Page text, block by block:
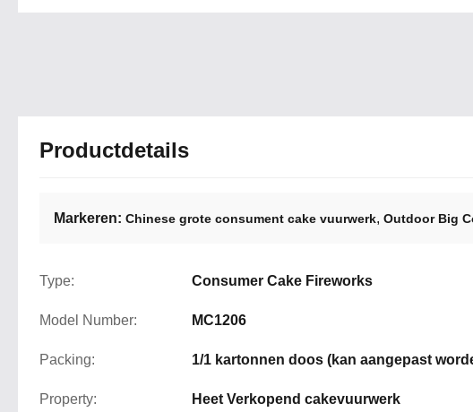
Productdetails
Markeren: Chinese grote consument cake vuurwerk, Outdoor Big
Type: Consumer Cake Fireworks
Model Number: MC1206
Packing: 1/1 kartonnen doos (kan aangepast
Property: Heet Verkopend cakevuurwerk